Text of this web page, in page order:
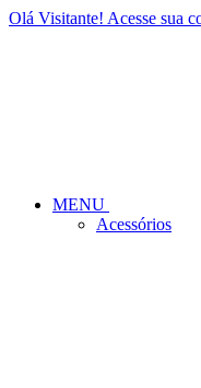
Olá Visitante! Acesse sua
MENU
Acessórios